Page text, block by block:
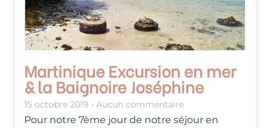
Martinique Excursion en mer
& la Baignoire Joséphine
15 octobre 2019 Aucun commentaire
Pour notre 7ème jour de notre séjour en